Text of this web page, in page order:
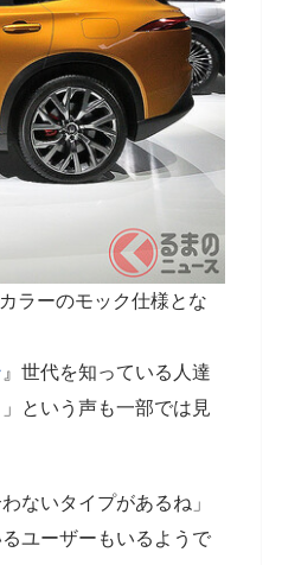
ラーのモック仕様とな
』世代を知っている人達
という声も一部では見
ないタイプがあるね」
ユーザーもいるようで